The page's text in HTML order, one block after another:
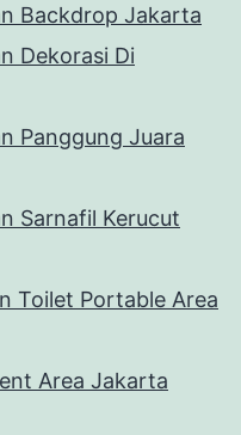
Backdrop Jakarta
Dekorasi Di
Panggung Juara
Sarnafil Kerucut
Toilet Portable Area
Area Jakarta